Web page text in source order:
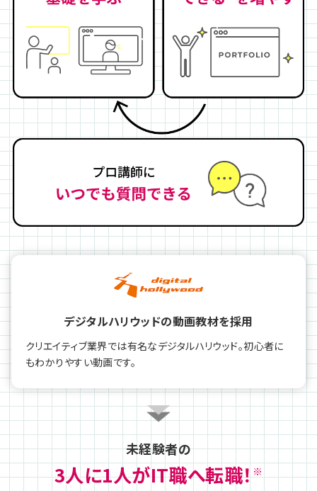
デジタルハリウッドの動画教材を採用
クリエイティブ業界では有名なデジタルハリウッド。初心者に
もわかりやすい動画です。
未経験者の
3人に1人がIT職へ転職！※